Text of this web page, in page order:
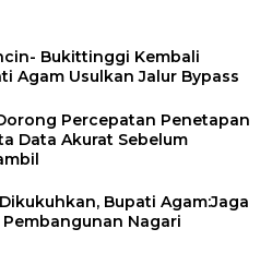
Bukittinggi Kembali
Agam Usulkan Jalur Bypass
Percepatan Penetapan
Data Akurat Sebelum
Bupati Agam:Jaga
Nagari